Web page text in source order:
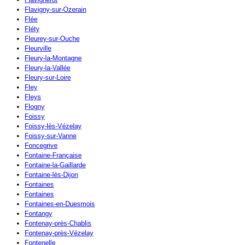
Flavigny-sur-Ozerain
Flée
Fléty
Fleurey-sur-Ouche
Fleurville
Fleury-la-Montagne
Fleury-la-Vallée
Fleury-sur-Loire
Fley
Fleys
Flogny
Foissy
Foissy-lès-Vézelay
Foissy-sur-Vanne
Foncegrive
Fontaine-Française
Fontaine-la-Gaillarde
Fontaine-lès-Dijon
Fontaines
Fontaines
Fontaines-en-Duesmois
Fontangy
Fontenay-près-Chablis
Fontenay-près-Vézelay
Fontenelle